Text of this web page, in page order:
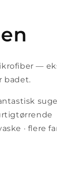
—
badet.
· flere